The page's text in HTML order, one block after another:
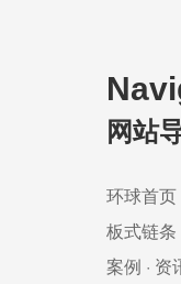
网站
环球首页
板式链条
案例 · 资